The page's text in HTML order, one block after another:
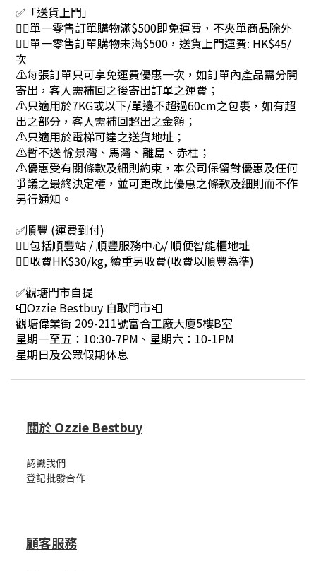
✅「送貨上門」
👉🏻單一零售訂單購物滿$500即免運費，不夾單商品除外
👉🏻單一零售訂單購物未滿$500，送貨上門運費: HK$45/
次
⚠每張訂單只可享免運費優惠一次，如訂單內產品需分開
寄出，客人需補回之後寄出訂單之運費；
⚠只適用於7KG或以下/單邊不超過60cm之包裹，如有超
出之部分，客人需補回超出之金額；
⚠只適用於電梯可達之送貨地址；
⚠暫不送 愉景灣、馬灣、離島、赤柱；
⚠優惠受有關條款及細則約束，本公司保留對優惠及任何
爭議之最終決定權，並可更改此優惠之條款及細則而不作
另行通知。
✅順豐 (運費到付)
👉🏻包括順豐站 / 順豐服務中心/ 順便智能櫃地址
👉🏻收費HK$30/kg, 續重另收費(收費以順豐為準)
✅觀塘門市自提
📮Ozzie Bestbuy 自取門市📮
觀塘偉業街 209-211號富合工廠大廈5樓B室
星期一至五：10:30-7PM、星期六：10-1PM
星期日及公眾假期休息
關於 Ozzie Bestbuy
認識我們
登記批發合作
顧客服務